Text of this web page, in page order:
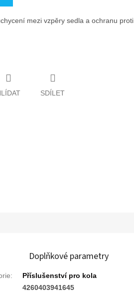
mezi vzpěry sedla a ochranu proti
SDÍLET
Doplňkové parametry
:
Příslušenství pro kola
4260403941645